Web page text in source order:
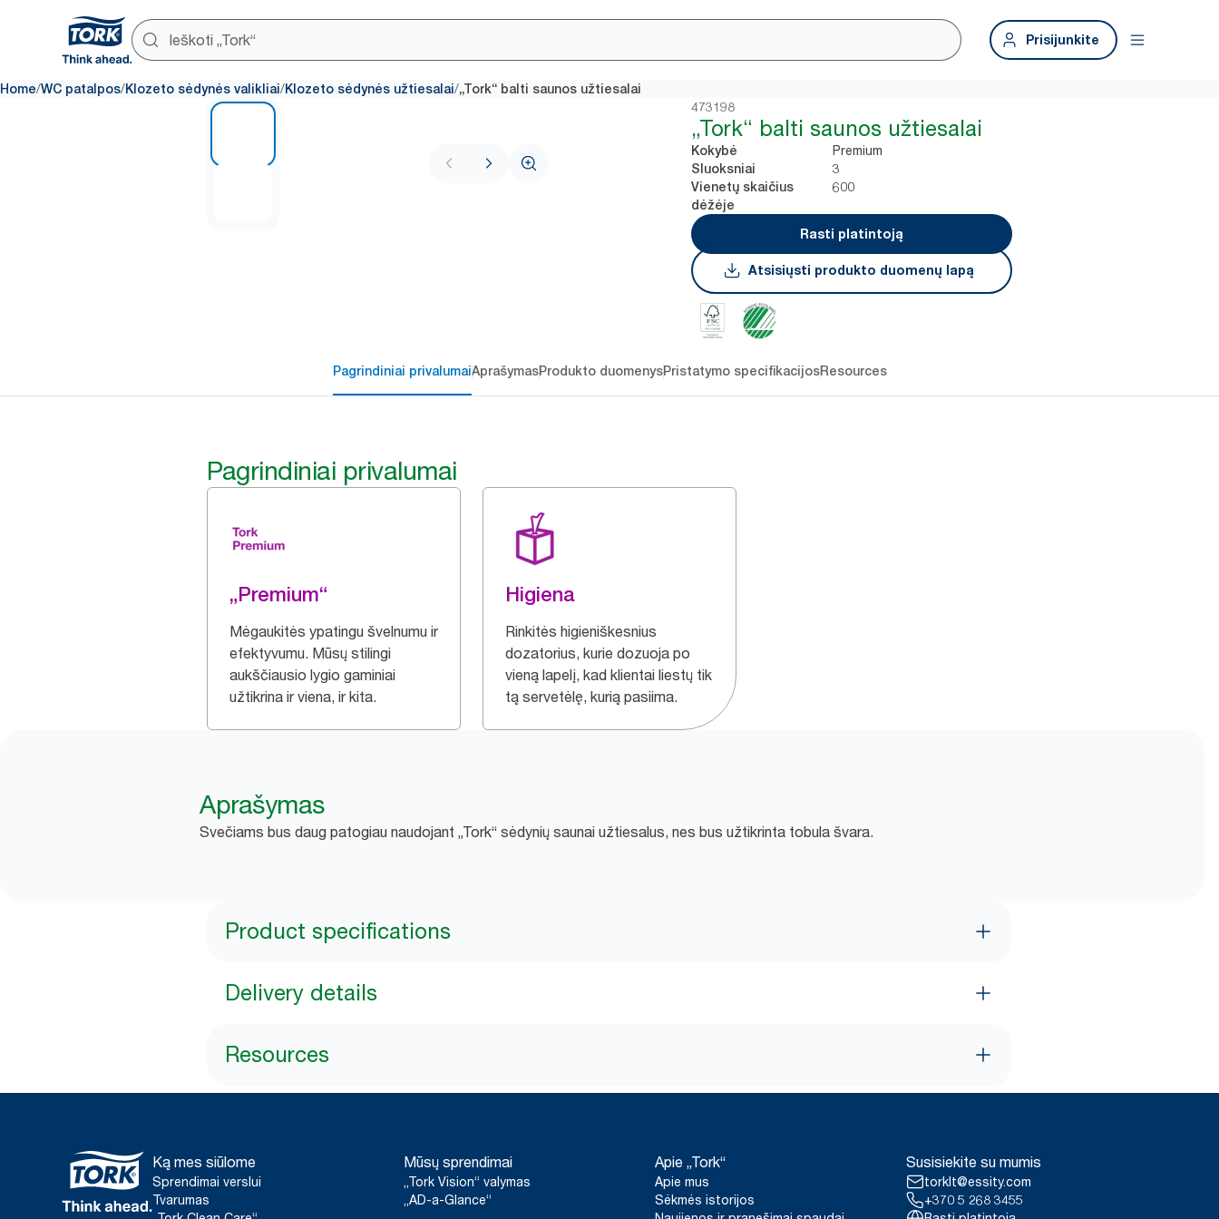
Prisijunkite
Home/WC patalpos/Klozeto sėdynės valikliai/Klozeto sėdynės užtiesalai/„Tork“ balti saunos užtiesalai
473198
„Tork“ balti saunos užtiesalai
Kokybė Premium
Sluoksniai 3
Vienetų skaičius
dėžėje
600
Rasti platintoją
Atsisiųsti produkto duomenų lapą
Pagrindiniai privalumaiAprašymasProdukto duomenysPristatymo specifikacijosResources
Pagrindiniai privalumai
„Premium“
Mėgaukitės ypatingu švelnumu ir
efektyvumu. Mūsų stilingi
aukščiausio lygio gaminiai
užtikrina ir viena, ir kita.
Higiena
Rinkitės higieniškesnius
dozatorius, kurie dozuoja po
vieną lapelį, kad klientai liestų tik
tą servetėlę, kurią pasiima.
Aprašymas
Svečiams bus daug patogiau naudojant „Tork“ sėdynių saunai užtiesalus, nes bus užtikrinta tobula švara.
Product specifications
Delivery details
Resources
Ką mes siūlome
Sprendimai verslui
Tvarumas
Mūsų sprendimai
„Tork Vision“ valymas
„AD-a-Glance“
Apie „Tork“
Apie mus
Sėkmės istorijos
Susisiekite su mumis
torklt@essity.com
+370 5 268 3455